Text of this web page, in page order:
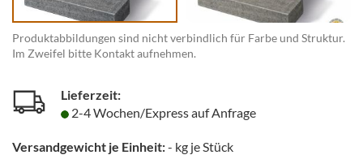
Produktabbildungen sind nicht verbindlich für Farbe und Struktur.
Im Zweifel bitte Kontakt aufnehmen.
Lieferzeit:
2-4 Wochen/Express auf Anfrage
Versandgewicht je Einheit:- kg je Stück